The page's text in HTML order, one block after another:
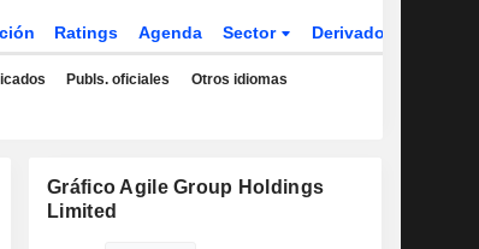
Ratings Agenda Sector Derivados
Publs. oficiales Otros idiomas
Gráfico Agile Group Holdings
Limited